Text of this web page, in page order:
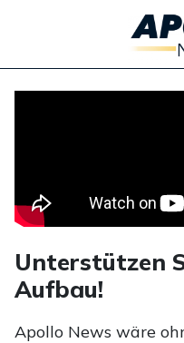
Unterstützen
Aufbau!
Apollo News wäre